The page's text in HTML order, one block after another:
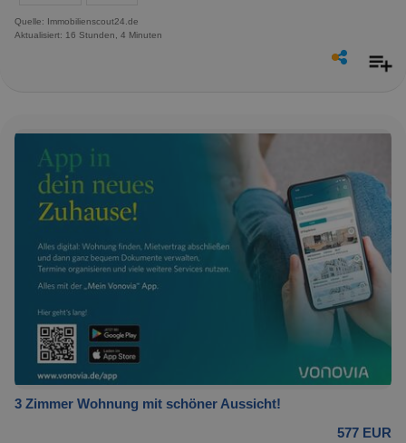
Quelle: Immobilienscout24.de
Aktualisiert: 16 Stunden, 4 Minuten
3 Zimmer Wohnung mit schöner Aussicht!
577 EUR